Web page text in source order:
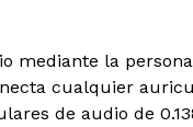
mediante la
cualquier
de audio de